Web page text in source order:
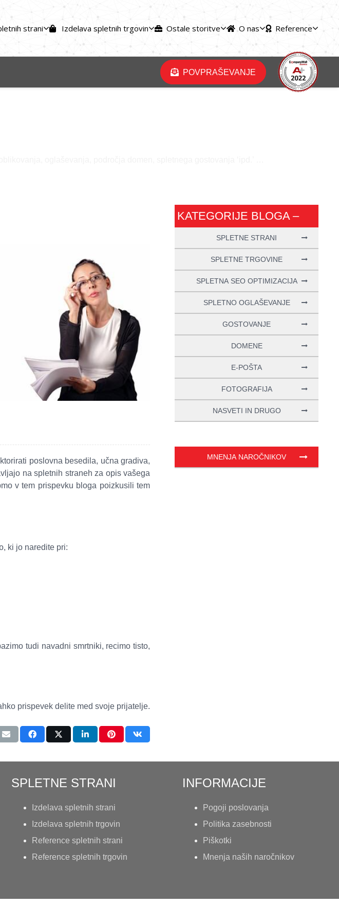
strani Izdelava spletnih trgovin Ostale storitve O nas Reference
POVPRAŠEVANJE
poslovna besedila, učna gradiva,
na spletnih straneh za opis vašega
v tem prispevku bloga poizkusili tem
ki jo naredite pri:
tudi navadni smrtniki, recimo tisto,
prispevek delite med svoje prijatelje.
KATEGORIJE BLOGA –
SPLETNE STRANI
SPLETNE TRGOVINE
SPLETNA SEO OPTIMIZACIJA
SPLETNO OGLAŠEVANJE
GOSTOVANJE
DOMENE
E-POŠTA
FOTOGRAFIJA
NASVETI IN DRUGO
MNENJA NAROČNIKOV
SPLETNE STRANI
Izdelava spletnih strani
Izdelava spletnih trgovin
Reference spletnih strani
Reference spletnih trgovin
INFORMACIJE
Pogoji poslovanja
Politika zasebnosti
Piškotki
Mnenja naših naročnikov